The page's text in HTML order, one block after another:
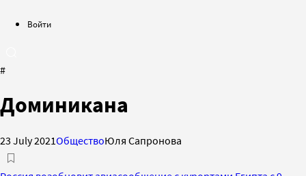
Войти
#
Доминикана
23 July 2021ОбществоЮля Сапронова